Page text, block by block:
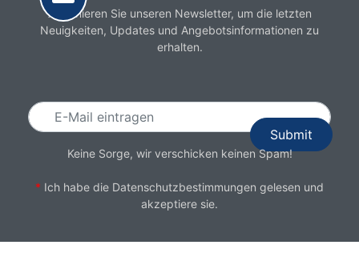
Abonnieren Sie unseren Newsletter, um die letzten
Neuigkeiten, Updates und Angebotsinformationen zu
erhalten.
Keine Sorge, wir verschicken keinen Spam!
* Ich habe die Datenschutzbestimmungen gelesen und
akzeptiere sie.